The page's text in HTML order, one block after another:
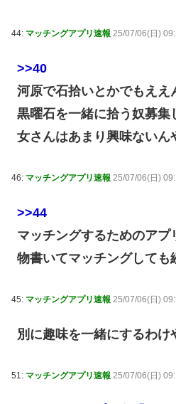
44: マッチングアプリ速報 25/07/06(日)
>>40
河原で石拾いとかでもええ
黒曜石を一緒に拾う奴募集
女さんはあまり興味ないん
46: マッチングアプリ速報 25/07/06(日)
>>44
マッチングするためのアプ
物書いてマッチングしても
45: マッチングアプリ速報 25/07/06(日)
別に趣味を一緒にするわけ
51: マッチングアプリ速報 25/07/06(日)